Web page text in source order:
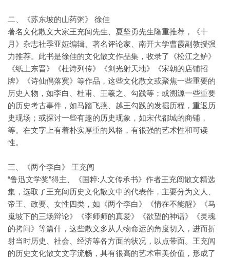
二、《苏东坡的山药粥》 徐佳
著名文化散文大家王充闾先生、夏坚勇先生隆重推荐，《十
月》杂志社季亚娅编辑、著名评论家、南开大学曹霞副教授强
力推荐。此书是徐佳的文化散文作品集，收录了《松江之鲈》
《纸上东晋》《杜诗列传》《剑光射天地》《宋朝的店铺招
牌》《诗仙偶落寞》等作品，这些文化散文或聚焦一些重要的
历史人物，如李白、杜甫、王羲之、勾践等；或溯源一些重要
的历史考古事件，如马踏飞燕、越王勾践的发掘历程，重返历
史现场；或探讨一些有趣的历史现象，如宋代都城的商铺，
等。在文字上有着朴实厚重的风格，有很强的艺术性和可读
性。
三、《两个李白》 王充闾
“鲁迅文学奖”得主、《国粹:人文传承书》作者王充闾散文精选
集，选取了王充闾历史文化散文中的代表作，主要分为文人、
帝王、政要、女性四类，如《两个李白》《情在不能醒》《马
嵬坡下的三场辩论》《李师师的真爱》《欲望的神话》《灵魂
的拷问》等篇什，这些散文多从人物命运的角度切入，进而折
射当时历史、社会、经济等各方面的状况，以点带面。王充闾
的历史文化散文文字流畅，具有很高的艺术审美价值，形成了